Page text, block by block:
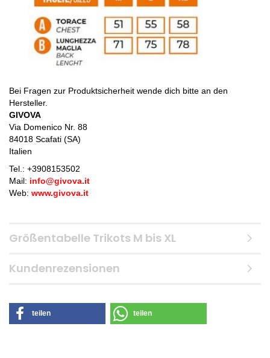
Bei Fragen zur Produktsicherheit wende dich bitte an den
Hersteller.
GIVOVA
Via Domenico Nr. 88
84018 Scafati (SA)
Italien
Tel.: +3908153502
Mail: info@givova.it
Web: www.givova.it
Größentabelle Trikots M bis XL
Kundenrezensionen
teilen teilen